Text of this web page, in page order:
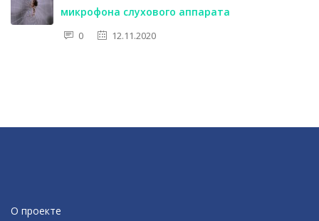
микрофона слухового аппарата
0 12.11.2020
О проекте